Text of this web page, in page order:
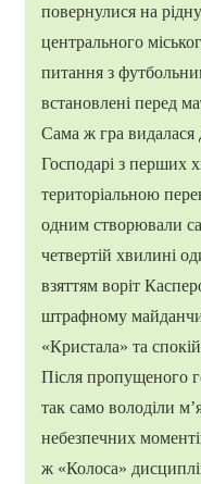
повернулися на
центрального
питання з
встановлені перед
Сама ж гра видалася
Господарі з перших
територіальною
одним створювали
четвертій хвилині
взяттям воріт
штрафному
«Кристала» та
Після пропущеного
так само володіли
небезпечних
ж «Колоса»